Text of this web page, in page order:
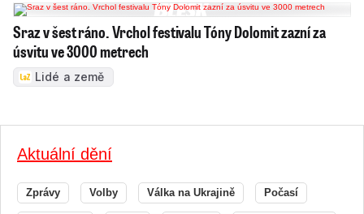
Sraz v šest ráno. Vrchol festivalu Tóny Dolomit zazní za
úsvitu ve 3000 metrech
Lidé a země
Aktuální dění
Zprávy Volby Válka na Ukrajině Počasí